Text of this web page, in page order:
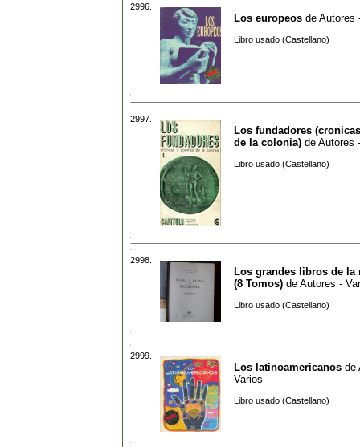
2996.
Los europeos de Autores
Libro usado (Castellano)
2997.
Los fundadores
de la colonia) de Autores
Libro usado (Castellano)
2998.
Los grandes libros de la
(8 Tomos) de Autores -
Libro usado (Castellano)
2999.
Los latinoamericanos de
Varios
Libro usado (Castellano)